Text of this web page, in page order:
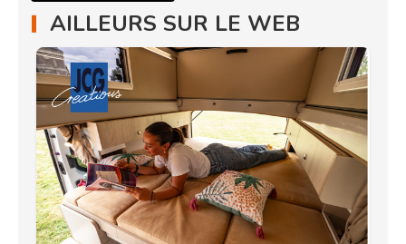
AILLEURS SUR LE WEB